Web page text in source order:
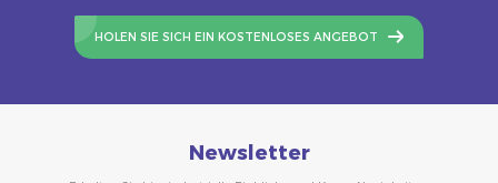
HOLEN SIE SICH EIN KOSTENLOSES ANGEBOT
Newsletter